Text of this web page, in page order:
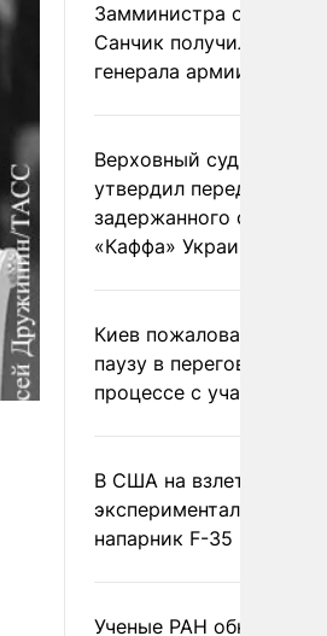
Замминистра обороны
Санчик получил звание
генерала армии
Верховный суд Швеции
утвердил передачу
задержанного
«Каффа» Украине
Киев пожаловался на
паузу в переговорном
процессе с участием
В США на взлете
экспериментальный
напарник F-35
Ученые РАН